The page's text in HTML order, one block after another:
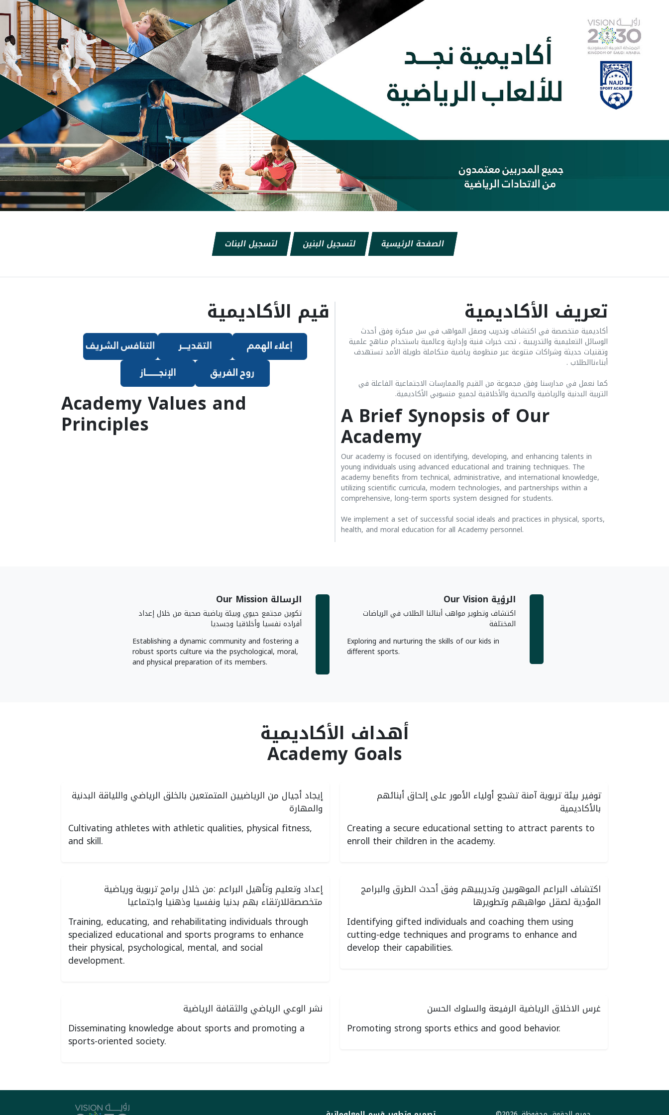
الصفحة الرئيسية لتسجيل البنين لتسجيل البنات
تعريف الأكاديمية
أكاديمية متخصصة في اكتشاف وتدريب وصقل المواهب في سن مبكرة وفق أحدث
الوسائل التعليمية والتدريبية ، تحت خبرات فنية وإدارية وعالمية باستخدام مناهج علمية
وتقنيات حديثة وشراكات متنوعة عبر منظومة رياضية متكاملة طويلة الأمد تستهدف
أبناءناالطلاب .
كما نعمل في مدارسنا وفق مجموعة من القيم والممارسات الاجتماعية الفاعلة في
التربية البدنية والرياضية والصحية والأخلاقية لجميع منسوبي الأكاديمية.
A Brief Synopsis of Our
Academy
Our academy is focused on identifying, developing, and enhancing talents in
young individuals using advanced educational and training techniques. The
academy benefits from technical, administrative, and international knowledge,
utilizing scientific curricula, modern technologies, and partnerships within a
comprehensive, long-term sports system designed for students.
We implement a set of successful social ideals and practices in physical, sports,
health, and moral education for all Academy personnel.
قيم الأكاديمية
Academy Values and
Principles
الرؤية Our Vision
اكتشاف وتطوير مواهب أبنائنا الطلاب في الرياضات
المختلفة
Exploring and nurturing the skills of our kids in
different sports.
الرسالة Our Mission
تكوين مجتمع حيوي وبيئة رياضية صحية من خلال إعداد
أفراده نفسيا وأخلاقيا وجسديا
Establishing a dynamic community and fostering a
robust sports culture via the psychological, moral,
and physical preparation of its members.
أهداف الأكاديمية
Academy Goals
توفير بيئة تربوية آمنة تشجع أولياء الأمور على إلحاق أبنائهم
بالأكاديمية
Creating a secure educational setting to attract parents to
enroll their children in the academy.
إيجاد أجيال من الرياضيين المتمتعين بالخلق الرياضي واللياقة البدنية
والمهارة
Cultivating athletes with athletic qualities, physical fitness,
and skill.
اكتشاف البراعم الموهوبين وتدريبيهم وفق أحدث الطرق والبرامج
المؤدية لصقل مواهبهم وتطويرها
Identifying gifted individuals and coaching them using
cutting-edge techniques and programs to enhance and
develop their capabilities.
إعداد وتعليم وتأهيل البراعم :من خلال برامج تربوية ورياضية
متخصصةللارتقاء بهم بدنيا ونفسيا وذهنيا واجتماعيا
Training, educating, and rehabilitating individuals through
specialized educational and sports programs to enhance
their physical, psychological, mental, and social
development.
غرس الاخلاق الرياضية الرفيعة والسلوك الحسن
Promoting strong sports ethics and good behavior.
نشر الوعي الرياضي والثقافة الرياضية
Disseminating knowledge about sports and promoting a
sports-oriented society.